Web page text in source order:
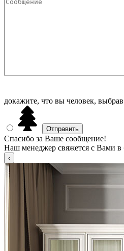
докажите, что вы человек, выбрав
Спасибо за Ваше сообщение!
Наш менеджер свяжется с Вами в